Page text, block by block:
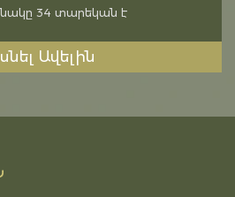
34 տարեկան է
Ավելին